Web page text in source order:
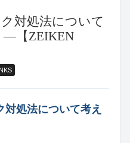
対処法について
―【ZEIKEN
処法について考え